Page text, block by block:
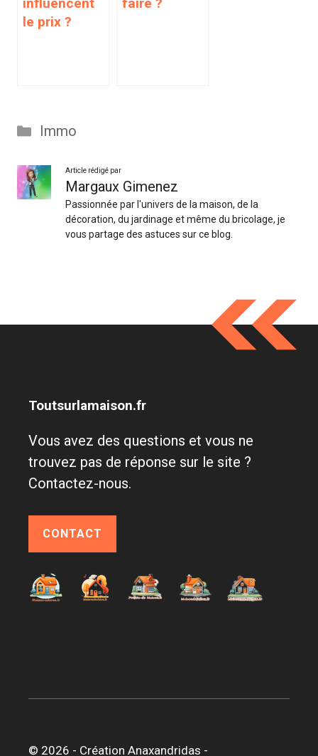
influencent
le prix ?
faire ?
Catégories
Immo
Article rédigé par
Margaux Gimenez
Passionnée par l'univers de la maison, de la
décoration, du jardinage et même du bricolage, je
vous partage des astuces sur ce blog.
Toutsurlamaison.fr
Vous avez des questions et vous ne
trouvez pas de réponse sur le site ?
Contactez-nous.
CONTACT
© 2026 - Création Anaxandridas -